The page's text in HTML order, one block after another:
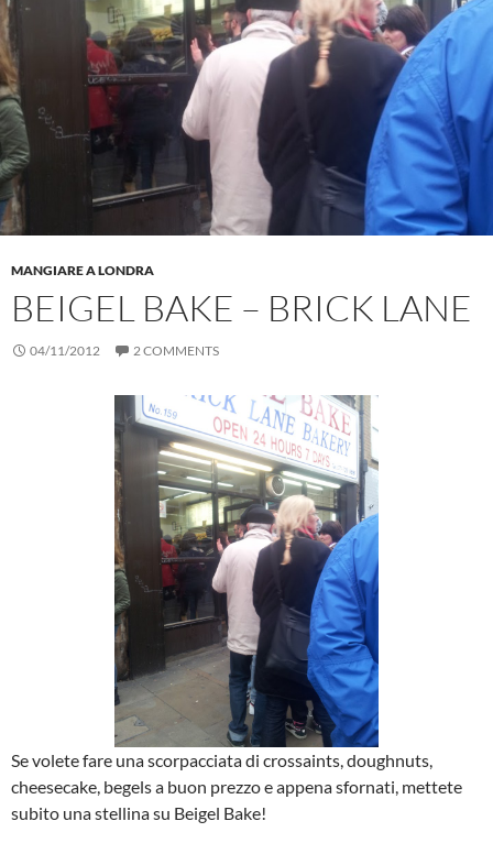
MANGIARE A LONDRA
BEIGEL BAKE – BRICK LANE
04/11/2012 2 COMMENTS
Se volete fare una scorpacciata di crossaints, doughnuts,
cheesecake, begels a buon prezzo e appena sfornati, mettete
subito una stellina su Beigel Bake!